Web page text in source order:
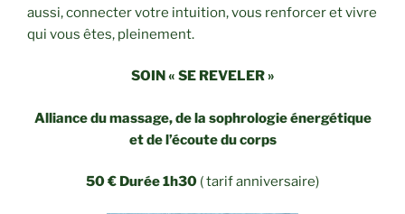
aussi, connecter votre intuition, vous renforcer et vivre
qui vous êtes, pleinement.
SOIN « SE REVELER »
Alliance du massage, de la sophrologie énergétique
et de l’écoute du corps
50 € Durée 1h30 ( tarif anniversaire)